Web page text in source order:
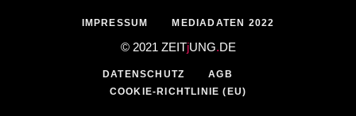
IMPRESSUM MEDIADATEN 2022
© 2021 ZEITjUNG.DE
DATENSCHUTZ
AGB
COOKIE-RICHTLINIE (EU)